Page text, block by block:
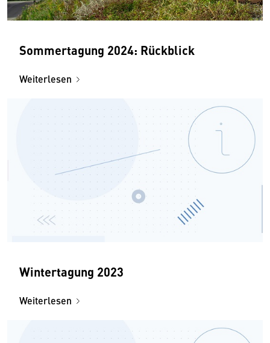
Sommertagung 2024: Rückblick
Weiterlesen
Wintertagung 2023
Weiterlesen